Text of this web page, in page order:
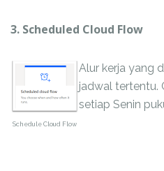
3. Scheduled Cloud Flow
Schedule Cloud Flow
Alur kerja yang
jadwal tertentu.
setiap Senin